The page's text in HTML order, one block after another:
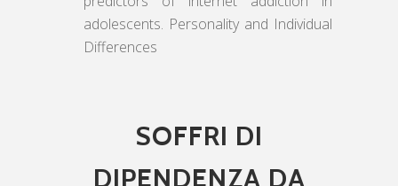
adolescents. Personality and Individual
Differences
SOFFRI DI
DIPENDENZA DA